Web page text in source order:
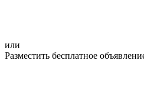
или
Разместить бесплатное